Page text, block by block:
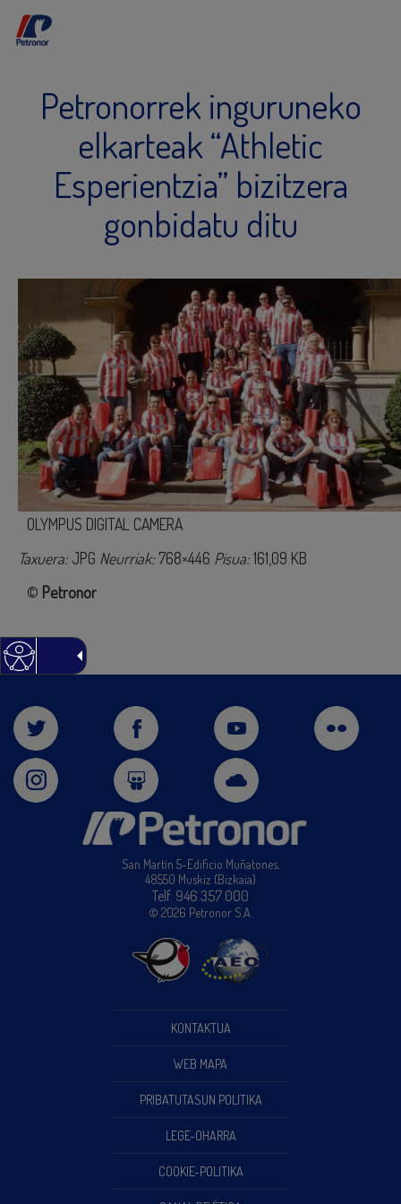
Petronorrek inguruneko
elkarteak “Athletic
Esperientzia” bizitzera
gonbidatu ditu
OLYMPUS DIGITAL CAMERA
Taxuera: JPG Neurriak: 768×446 Pisua:161,09 KB
© Petronor
San Martín 5-Edificio Muñatones,
48550 Muskiz (Bizkaia)
Telf. 946 357 000
© 2026 Petronor S.A.
KONTAKTUA
WEB MAPA
PRIBATUTASUN POLITIKA
LEGE-OHARRA
COOKIE-POLITIKA